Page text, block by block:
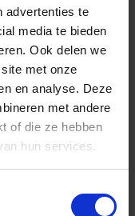
advertenties te
media te bieden
Ook delen we
met onze
en analyse. Deze
met andere
of die ze hebben
hun services.
voor je klaar: